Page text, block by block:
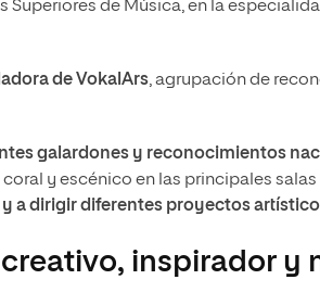
Superiores de Música, en la
de VokalArs, agrupación de
galardones y reconocimientos
y escénico en las principales
a dirigir diferentes proyectos
inspirador y